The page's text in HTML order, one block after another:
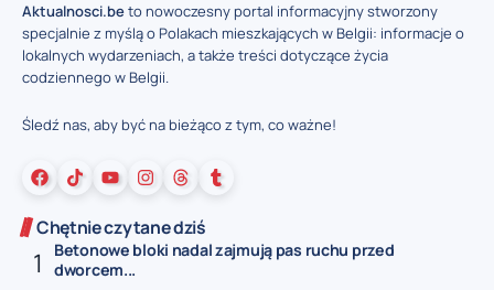
Aktualnosci.beto nowoczesny portal informacyjny stworzony
specjalnie z myślą o Polakach mieszkających w Belgii: informacje o
lokalnych wydarzeniach, a także treści dotyczące życia
codziennego w Belgii.
Śledź nas, aby być na bieżąco z tym, co ważne!
Chętnie czytane dziś
Betonowe bloki nadal zajmują pas ruchu przed
dworcem...